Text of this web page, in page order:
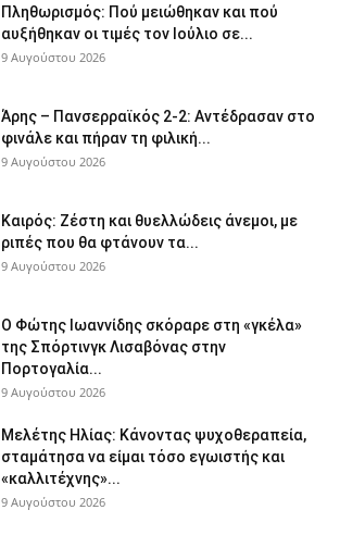
Πληθωρισμός: Πού μειώθηκαν και πού
αυξήθηκαν οι τιμές τον Ιούλιο σε...
9 Αυγούστου 2026
Άρης – Πανσερραϊκός 2-2: Αντέδρασαν στο
φινάλε και πήραν τη φιλική...
9 Αυγούστου 2026
Καιρός: Ζέστη και θυελλώδεις άνεμοι, με
ριπές που θα φτάνουν τα...
9 Αυγούστου 2026
Ο Φώτης Ιωαννίδης σκόραρε στη «γκέλα»
της Σπόρτινγκ Λισαβόνας στην
Πορτογαλία...
9 Αυγούστου 2026
Μελέτης Ηλίας: Κάνοντας ψυχοθεραπεία,
σταμάτησα να είμαι τόσο εγωιστής και
«καλλιτέχνης»...
9 Αυγούστου 2026